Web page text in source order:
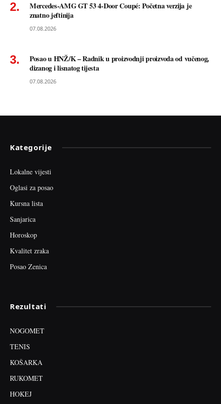
Mercedes-AMG GT 53 4-Door Coupé: Početna verzija je
znatno jeftinija
07.08.2026
Posao u HNŽ/K – Radnik u proizvodnji proizvoda od vučenog,
dizanog i lisnatog tijesta
07.08.2026
Kategorije
Lokalne vijesti
Oglasi za posao
Kursna lista
Sanjarica
Horoskop
Kvalitet zraka
Posao Zenica
Rezultati
NOGOMET
TENIS
KOŠARKA
RUKOMET
HOKEJ